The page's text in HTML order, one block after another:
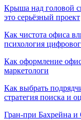
Крыша над головой
это серьёзный проект
Как чистота офиса
психология
Как оформление
маркетологи
Как выбрать
стратегия поиска и
Гран-при Бахрейна и